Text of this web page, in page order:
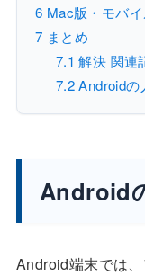
6 Mac版・モバ
7 まとめ
7.1 解決 関連
7.2Androidの
Android
Android端末では